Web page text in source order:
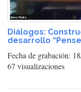
Diálogos:
desarrollo
Fecha de grabación:
67 visualizaciones